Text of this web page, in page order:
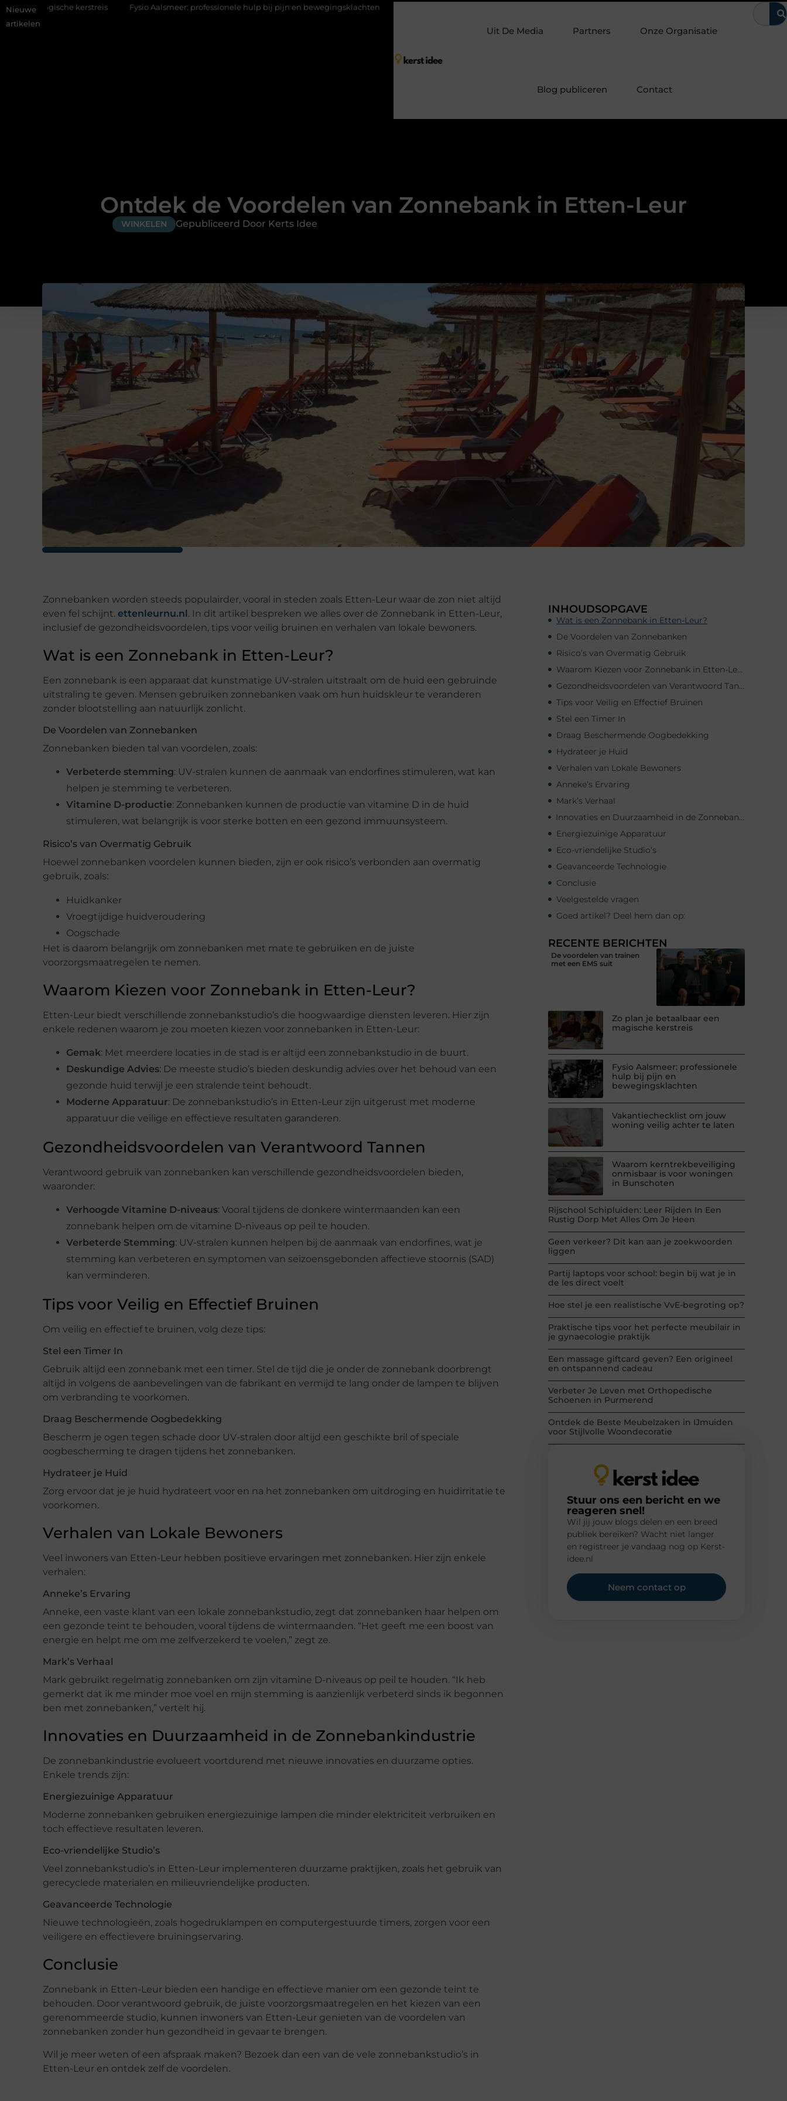
Nieuwe
artikelen
kerstreis Fysio Aalsmeer: professionele hulp bij pijn en bewegingsklachten Vakantiechecklist om jouw woning veilig achter te laten Waarom kerntrekbeveiliging onmisbaar is voor
Uit De Media Partners Onze Organisatie
Blog publiceren Contact
Ontdek de Voordelen van Zonnebank in Etten-Leur
WINKELEN Gepubliceerd Door Kerts Idee
Zonnebanken worden steeds populairder, vooral in steden zoals Etten-Leur waar de zon niet altijd
even fel schijnt. ettenleurnu.nl. In dit artikel bespreken we alles over de Zonnebank in Etten-Leur,
inclusief de gezondheidsvoordelen, tips voor veilig bruinen en verhalen van lokale bewoners.
Wat is een Zonnebank in Etten-Leur?
Een zonnebank is een apparaat dat kunstmatige UV-stralen uitstraalt om de huid een gebruinde
uitstraling te geven. Mensen gebruiken zonnebanken vaak om hun huidskleur te veranderen
zonder blootstelling aan natuurlijk zonlicht.
De Voordelen van Zonnebanken
Zonnebanken bieden tal van voordelen, zoals:
Verbeterde stemming: UV-stralen kunnen de aanmaak van endorfines stimuleren, wat kan
helpen je stemming te verbeteren.
Vitamine D-productie: Zonnebanken kunnen de productie van vitamine D in de huid
stimuleren, wat belangrijk is voor sterke botten en een gezond immuunsysteem.
Risico’s van Overmatig Gebruik
Hoewel zonnebanken voordelen kunnen bieden, zijn er ook risico’s verbonden aan overmatig
gebruik, zoals:
Huidkanker
Vroegtijdige huidveroudering
Oogschade
Het is daarom belangrijk om zonnebanken met mate te gebruiken en de juiste
voorzorgsmaatregelen te nemen.
Waarom Kiezen voor Zonnebank in Etten-Leur?
Etten-Leur biedt verschillende zonnebankstudio’s die hoogwaardige diensten leveren. Hier zijn
enkele redenen waarom je zou moeten kiezen voor zonnebanken in Etten-Leur:
Gemak: Met meerdere locaties in de stad is er altijd een zonnebankstudio in de buurt.
Deskundige Advies: De meeste studio’s bieden deskundig advies over het behoud van een
gezonde huid terwijl je een stralende teint behoudt.
Moderne Apparatuur: De zonnebankstudio’s in Etten-Leur zijn uitgerust met moderne
apparatuur die veilige en effectieve resultaten garanderen.
Gezondheidsvoordelen van Verantwoord Tannen
Verantwoord gebruik van zonnebanken kan verschillende gezondheidsvoordelen bieden,
waaronder:
Verhoogde Vitamine D-niveaus: Vooral tijdens de donkere wintermaanden kan een
zonnebank helpen om de vitamine D-niveaus op peil te houden.
Verbeterde Stemming: UV-stralen kunnen helpen bij de aanmaak van endorfines, wat je
stemming kan verbeteren en symptomen van seizoensgebonden affectieve stoornis (SAD)
kan verminderen.
Tips voor Veilig en Effectief Bruinen
Om veilig en effectief te bruinen, volg deze tips:
Stel een Timer In
Gebruik altijd een zonnebank met een timer. Stel de tijd die je onder de zonnebank doorbrengt
altijd in volgens de aanbevelingen van de fabrikant en vermijd te lang onder de lampen te blijven
om verbranding te voorkomen.
Draag Beschermende Oogbedekking
Bescherm je ogen tegen schade door UV-stralen door altijd een geschikte bril of speciale
oogbescherming te dragen tijdens het zonnebanken.
Hydrateer je Huid
Zorg ervoor dat je je huid hydrateert voor en na het zonnebanken om uitdroging en huidirritatie te
voorkomen.
Verhalen van Lokale Bewoners
Veel inwoners van Etten-Leur hebben positieve ervaringen met zonnebanken. Hier zijn enkele
verhalen:
Anneke’s Ervaring
Anneke, een vaste klant van een lokale zonnebankstudio, zegt dat zonnebanken haar helpen om
een gezonde teint te behouden, vooral tijdens de wintermaanden. “Het geeft me een boost van
energie en helpt me om me zelfverzekerd te voelen,” zegt ze.
Mark’s Verhaal
Mark gebruikt regelmatig zonnebanken om zijn vitamine D-niveaus op peil te houden. “Ik heb
gemerkt dat ik me minder moe voel en mijn stemming is aanzienlijk verbeterd sinds ik begonnen
ben met zonnebanken,” vertelt hij.
Innovaties en Duurzaamheid in de Zonnebankindustrie
De zonnebankindustrie evolueert voortdurend met nieuwe innovaties en duurzame opties.
Enkele trends zijn:
Energiezuinige Apparatuur
Moderne zonnebanken gebruiken energiezuinige lampen die minder elektriciteit verbruiken en
toch effectieve resultaten leveren.
Eco-vriendelijke Studio’s
Veel zonnebankstudio’s in Etten-Leur implementeren duurzame praktijken, zoals het gebruik van
gerecyclede materialen en milieuvriendelijke producten.
Geavanceerde Technologie
Nieuwe technologieën, zoals hogedruklampen en computergestuurde timers, zorgen voor een
veiligere en effectievere bruiningservaring.
Conclusie
Zonnebank in Etten-Leur bieden een handige en effectieve manier om een gezonde teint te
behouden. Door verantwoord gebruik, de juiste voorzorgsmaatregelen en het kiezen van een
gerenommeerde studio, kunnen inwoners van Etten-Leur genieten van de voordelen van
zonnebanken zonder hun gezondheid in gevaar te brengen.
Wil je meer weten of een afspraak maken? Bezoek dan een van de vele zonnebankstudio’s in
Etten-Leur en ontdek zelf de voordelen.
INHOUDSOPGAVE
Wat is een Zonnebank in Etten-Leur?
De Voordelen van Zonnebanken
Risico’s van Overmatig Gebruik
Waarom Kiezen voor Zonnebank in Etten-Leur?
Gezondheidsvoordelen van Verantwoord Tannen
Tips voor Veilig en Effectief Bruinen
Stel een Timer In
Draag Beschermende Oogbedekking
Hydrateer je Huid
Verhalen van Lokale Bewoners
Anneke’s Ervaring
Mark’s Verhaal
Innovaties en Duurzaamheid in de Zonnebankindustrie
Energiezuinige Apparatuur
Eco-vriendelijke Studio’s
Geavanceerde Technologie
Conclusie
Veelgestelde vragen
Goed artikel? Deel hem dan op:
RECENTE BERICHTEN
De voordelen van trainen
met een EMS suit
Zo plan je betaalbaar een
magische kerstreis
Fysio Aalsmeer: professionele
hulp bij pijn en
bewegingsklachten
Vakantiechecklist om jouw
woning veilig achter te laten
Waarom kerntrekbeveiliging
onmisbaar is voor woningen
in Bunschoten
Rijschool Schipluiden: Leer Rijden In Een
Rustig Dorp Met Alles Om Je Heen
Geen verkeer? Dit kan aan je zoekwoorden
liggen
Partij laptops voor school: begin bij wat je in
de les direct voelt
Hoe stel je een realistische VvE-begroting op?
Praktische tips voor het perfecte meubilair in
je gynaecologie praktijk
Een massage giftcard geven? Een origineel
en ontspannend cadeau
Verbeter Je Leven met Orthopedische
Schoenen in Purmerend
Ontdek de Beste Meubelzaken in IJmuiden
voor Stijlvolle Woondecoratie
Stuur ons een bericht en we
reageren snel!
Wil jij jouw blogs delen en een breed
publiek bereiken? Wacht niet langer
en registreer je vandaag nog op Kerst-
idee.nl
Neem contact op